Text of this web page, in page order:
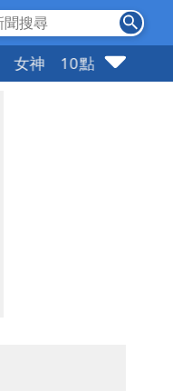
女神 10點強打